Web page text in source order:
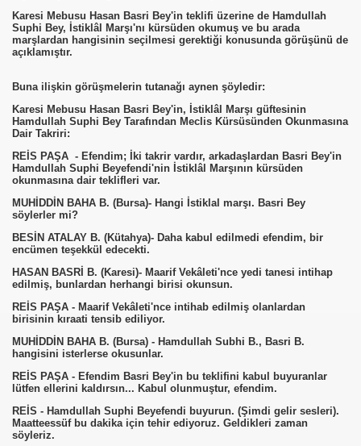
Karesi Mebusu Hasan Basri Bey'in teklifi üzerine de Hamdullah
Suphi Bey, İstiklâl Marşı'nı kürsüden okumuş ve bu arada
marşlardan hangisinin seçilmesi gerektiği konusunda görüşünü de
açıklamıştır.
Buna ilişkin görüşmelerin tutanağı aynen şöyledir:
Karesi Mebusu Hasan Basri Bey'in, İstiklâl Marşı güftesinin
Hamdullah Suphi Bey Tarafından Meclis Kürsüsünden Okunmasına
Dair Takriri:
REİS PAŞA - Efendim; İki takrir vardır, arkadaşlardan Basri Bey'in
Hamdullah Suphi Beyefendi'nin İstiklâl Marşının kürsüden
okunmasına dair teklifleri var.
MUHİDDİN BAHA B. (Bursa)- Hangi İstiklal marşı. Basri Bey
söylerler mi?
BESİN ATALAY B. (Kütahya)- Daha kabul edilmedi efendim, bir
encümen teşekkül edecekti.
HASAN BASRİ B. (Karesi)- Maarif Vekâleti'nce yedi tanesi intihap
edilmiş, bunlardan herhangi birisi okunsun.
REİS PAŞA - Maarif Vekâleti'nce intihab edilmiş olanlardan
birisinin kıraati tensib ediliyor.
MUHİDDİN BAHA B. (Bursa) - Hamdullah Subhi B., Basri B.
hangisini isterlerse okusunlar.
REİS PAŞA - Efendim Basri Bey'in bu teklifini kabul buyuranlar
lütfen ellerini kaldırsın... Kabul olunmuştur, efendim.
REİS - Hamdullah Suphi Beyefendi buyurun. (Şimdi gelir sesleri).
Maatteessüf bu dakika için tehir ediyoruz. Geldikleri zaman
söyleriz.